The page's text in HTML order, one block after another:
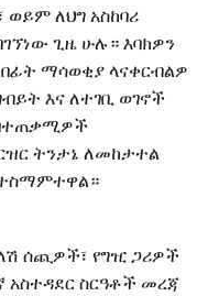
ለህግ አስከባሪ
ጊዜ ሁሉ። እባክዎን
ማሳወቂያ ላናቀርብልዎ
እና ለተገቢ ወገኖች
ትንታኔ ለመከታተል
ሰጪዎች፣ የግዢ ጋሪዎች
አስተዳደር ስርዓቶች መረጃ